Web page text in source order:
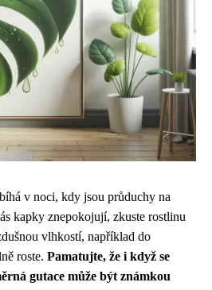
v noci, kdy jsou průduchy na
kapky znepokojují, zkuste rostlinu
vlhkostí, například do
roste. Pamatujte, že i když se
gutace může být známkou